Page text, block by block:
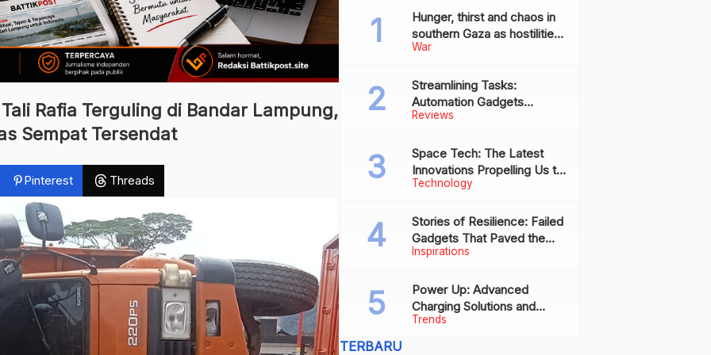
Rafia Terguling di Bandar Lampung,
Sempat Tersendat
Pinterest Threads
War
Hunger, thirst and chaos in
southern Gaza as hostilities
drive humanitarian aid to the
Reviews
Streamlining Tasks:
Automation Gadgets
Revolutionizing Everyday
Technology
Space Tech: The Latest
Innovations Propelling Us to
New Frontiers
Inspirations
Stories of Resilience: Failed
Gadgets That Paved the
Way for Future Successes
Trends
Power Up: Advanced
Charging Solutions and
Battery Tech Innovations
TERBARU